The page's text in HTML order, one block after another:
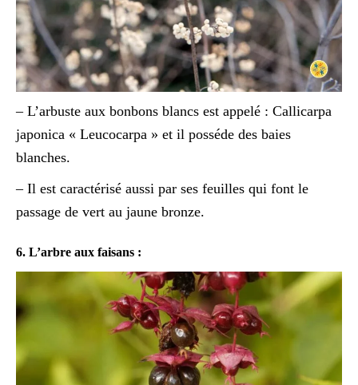
– L’arbuste aux bonbons blancs est appelé : Callicarpa
japonica « Leucocarpa » et il posséde des baies
blanches.
– Il est caractérisé aussi par ses feuilles qui font le
passage de vert au jaune bronze.
6. L’arbre aux faisans :